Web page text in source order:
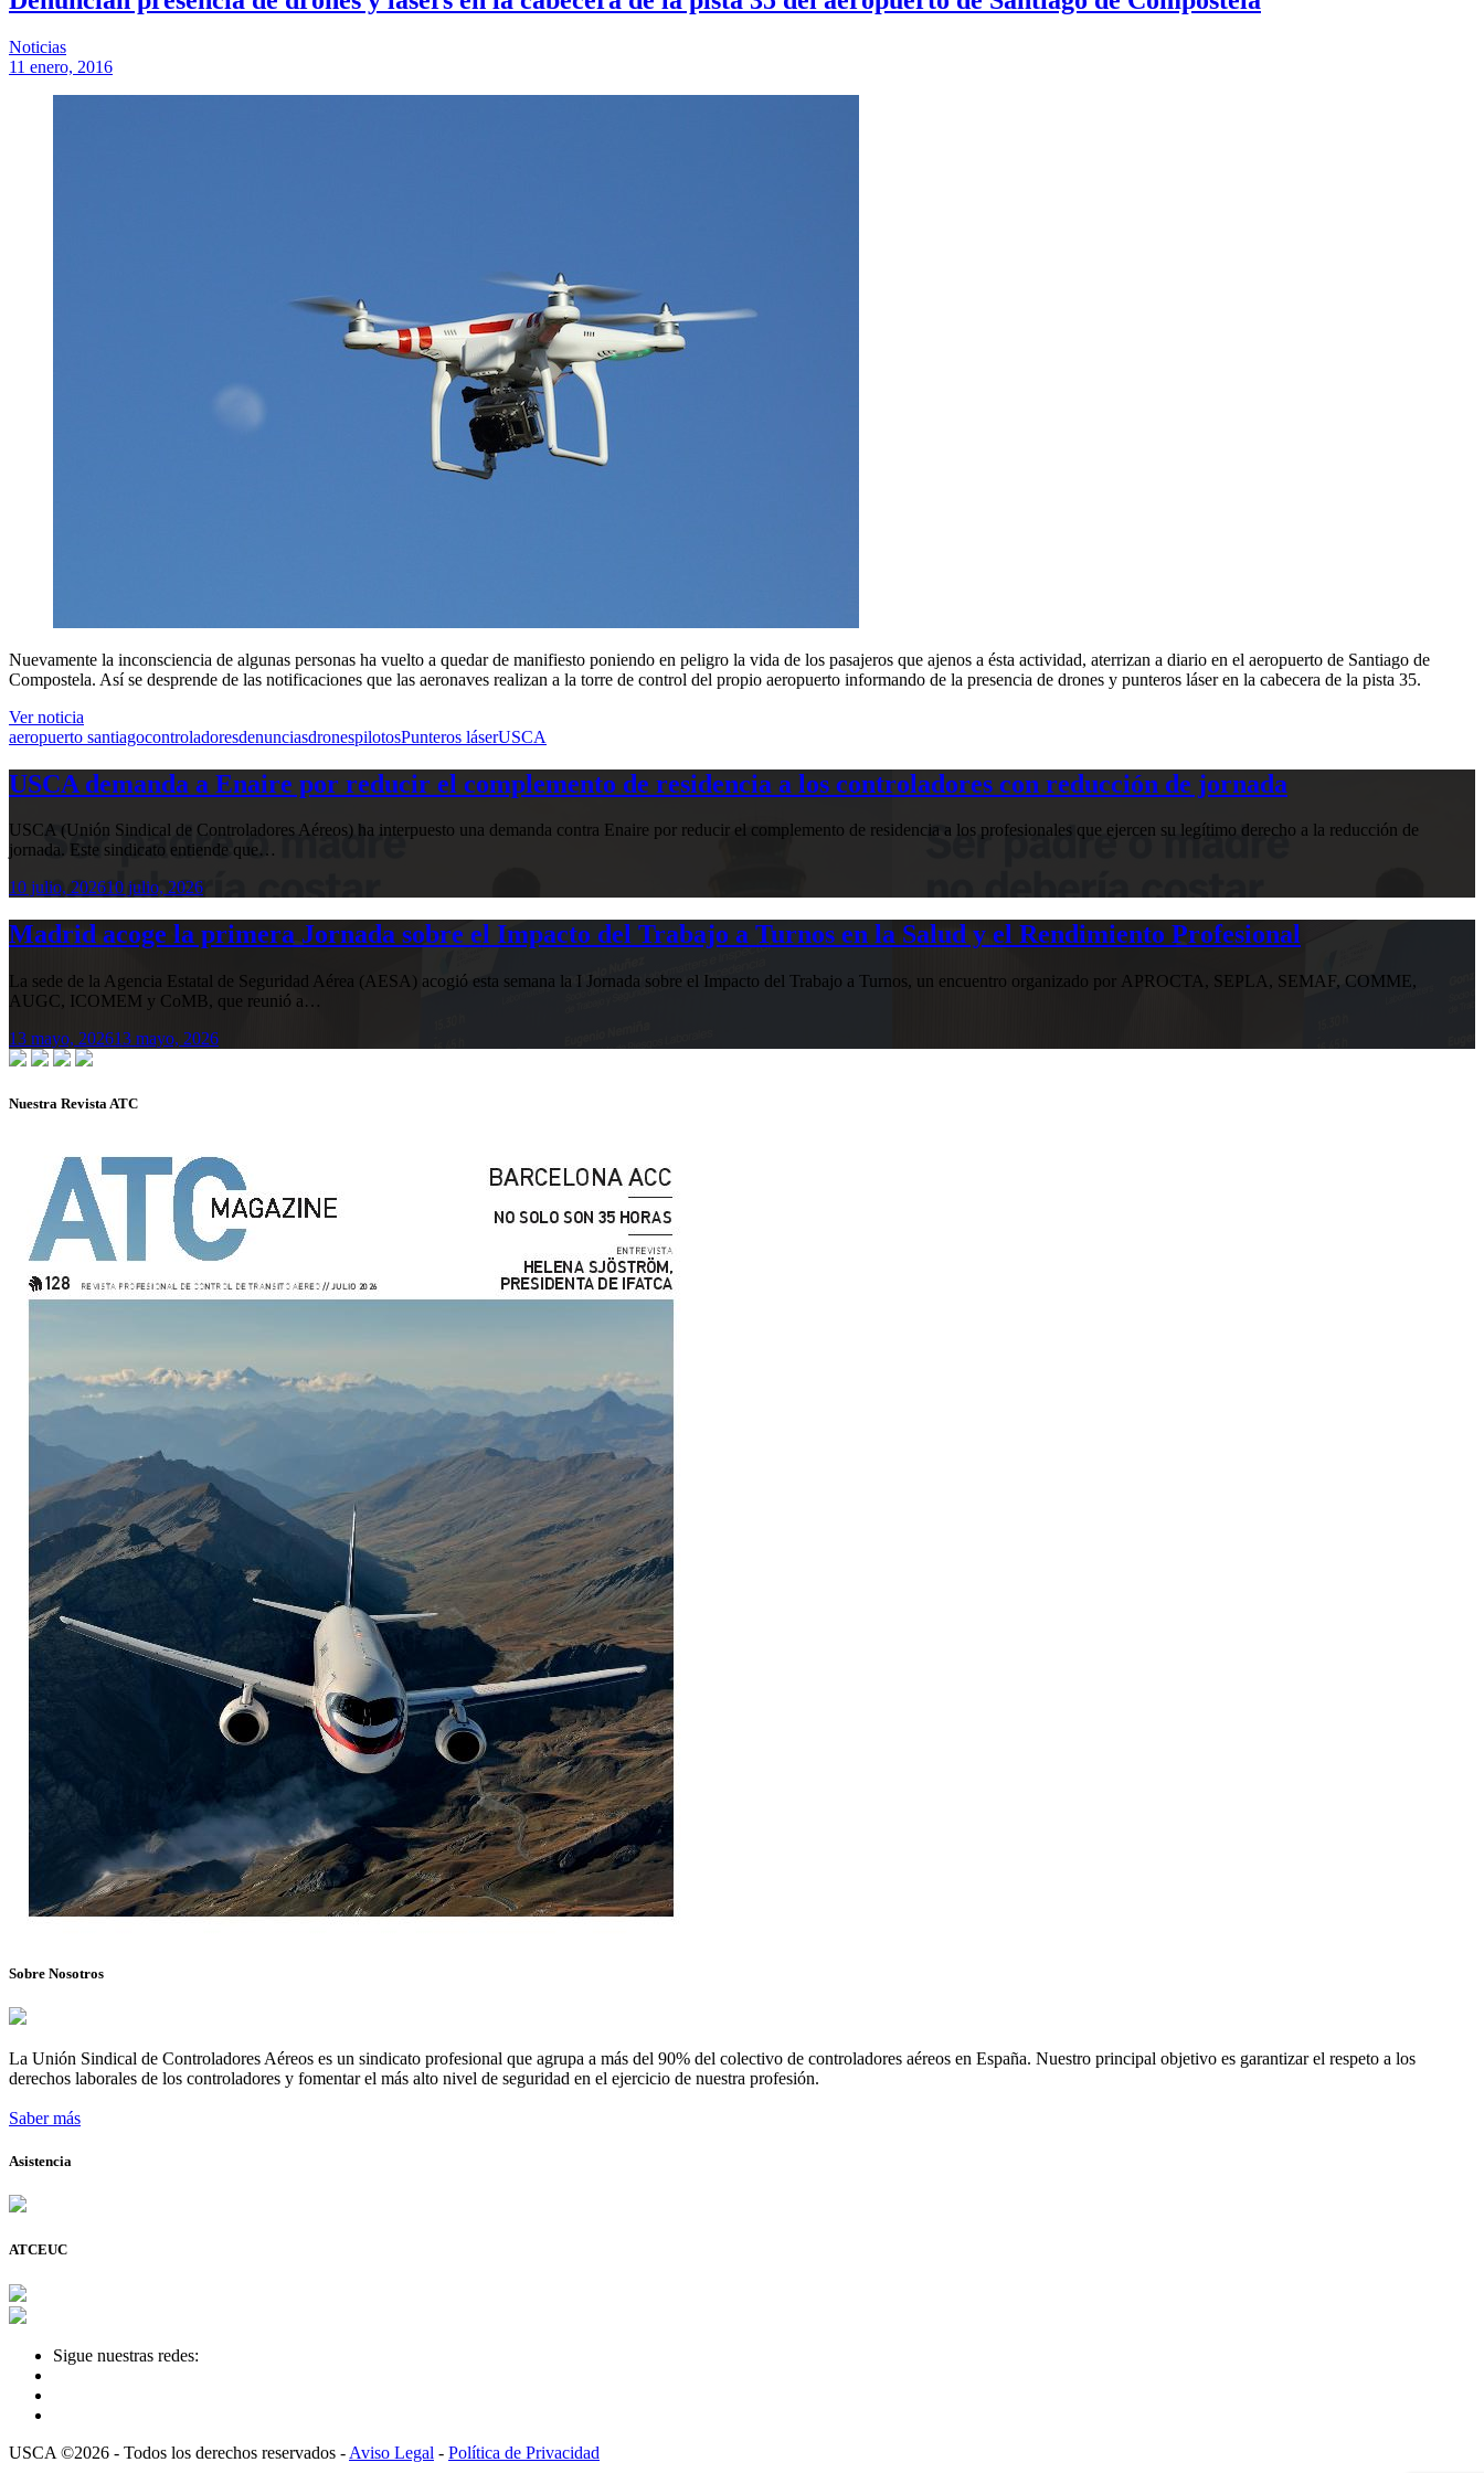
Noticias
11 enero, 2016
Nuevamente la inconsciencia de algunas personas ha vuelto a quedar de manifiesto poniendo en peligro la vida de los pasajeros que ajenos a ésta actividad, aterrizan a diario en el aeropuerto de Santiago de
Compostela. Así se desprende de las notificaciones que las aeronaves realizan a la torre de control del propio aeropuerto informando de la presencia de drones y punteros láser en la cabecera de la pista 35.
Ver noticia
aeropuerto santiagocontroladoresdenunciasdronespilotosPunteros láserUSCA
USCA demanda a Enaire por reducir el complemento de residencia a los controladores con reducción de jornada
USCA (Unión Sindical de Controladores Aéreos) ha interpuesto una demanda contra Enaire por reducir el complemento de residencia a los profesionales que ejercen su legítimo derecho a la reducción de
jornada. Este sindicato entiende que…
10 julio, 202610 julio, 2026
Madrid acoge la primera Jornada sobre el Impacto del Trabajo a Turnos en la Salud y el Rendimiento Profesional
La sede de la Agencia Estatal de Seguridad Aérea (AESA) acogió esta semana la I Jornada sobre el Impacto del Trabajo a Turnos, un encuentro organizado por APROCTA, SEPLA, SEMAF, COMME,
AUGC, ICOMEM y CoMB, que reunió a…
13 mayo, 202613 mayo, 2026
Nuestra Revista ATC
Sobre Nosotros
La Unión Sindical de Controladores Aéreos es un sindicato profesional que agrupa a más del 90% del colectivo de controladores aéreos en España. Nuestro principal objetivo es garantizar el respeto a los
derechos laborales de los controladores y fomentar el más alto nivel de seguridad en el ejercicio de nuestra profesión.
Saber más
Asistencia
ATCEUC
Sigue nuestras redes:
USCA ©2026 - Todos los derechos reservados - Aviso Legal - Política de Privacidad